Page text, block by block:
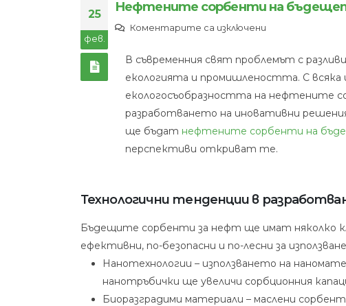
25
фев.
Нефтените сорбенти на
Коментарите са изключениза
сорбенти
на
бъдещето:
иновации
и
перспективи
В съвременния свят проблемът с
екологията и промишлеността. С
екологосъобразността на нефтените
разработването на иновативни
ще бъдат нефтените сорбенти на
перспективи откриват те.
Технологични тенденции в
Бъдещите сорбенти за нефт ще имат няколко
ефективни, по-безопасни и по-лесни за
Нанотехнологии – използването на
нанотръбички ще увеличи сорбционния
Биоразградими материали – маслени